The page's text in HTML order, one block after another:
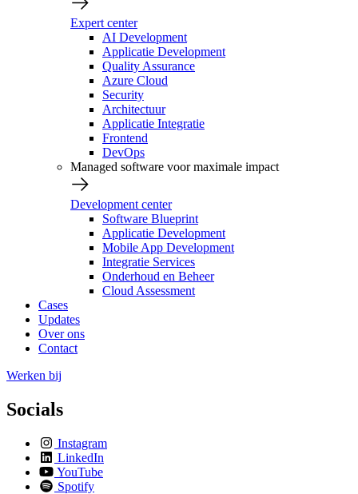
Expert center
AI Development
Applicatie Development
Quality Assurance
Azure Cloud
Security
Architectuur
Applicatie Integratie
Frontend
DevOps
Managed software voor maximale impact
Development center
Software Blueprint
Applicatie Development
Mobile App Development
Integratie Services
Onderhoud en Beheer
Cloud Assessment
Cases
Updates
Over ons
Contact
Werken bij
Socials
Instagram
LinkedIn
YouTube
Spotify